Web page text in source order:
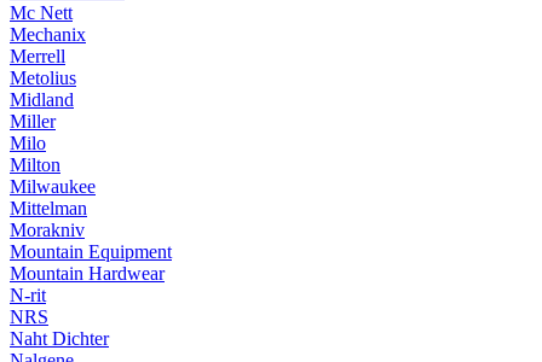
Mc Nett
Mechanix
Merrell
Metolius
Midland
Miller
Milo
Milton
Milwaukee
Mittelman
Morakniv
Mountain Equipment
Mountain Hardwear
N-rit
NRS
Naht Dichter